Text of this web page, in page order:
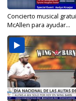
Concierto musical
McAllen para ayudar...